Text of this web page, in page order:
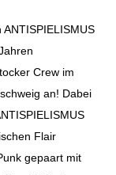
Crew im
an! Dabei
Flair
gepaart mit